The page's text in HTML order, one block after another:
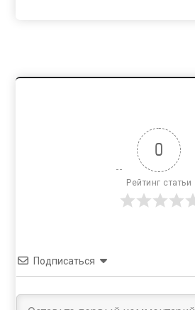
0
Рейтинг статьи
Подписаться